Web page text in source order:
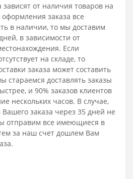
зависят от наличия товаров на
заказа все
в наличии, то мы доставим
в зависимости от
Если
на складе, то
заказа может составить
стараемся доставлять заказы
и 90% заказов клиентов
нескольких часов. В случае,
Вашего заказа через 35 дней не
отправим все имеющиеся в
за наш счет дошлем Вам